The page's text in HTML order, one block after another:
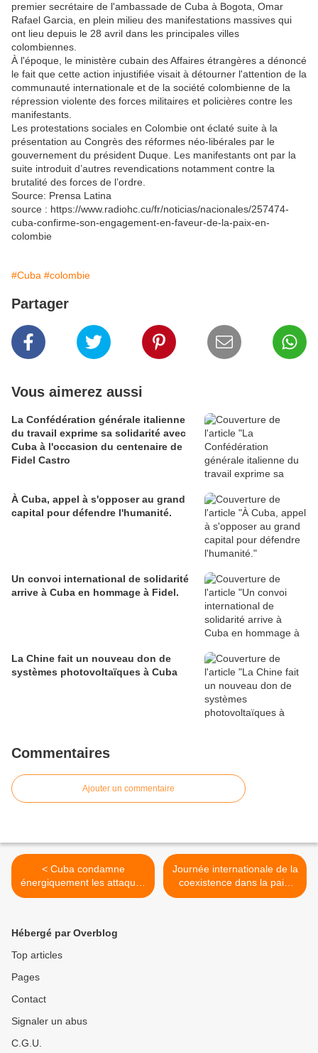
premier secrétaire de l'ambassade de Cuba à Bogota, Omar
Rafael Garcia, en plein milieu des manifestations massives qui
ont lieu depuis le 28 avril dans les principales villes
colombiennes.
À l'époque, le ministère cubain des Affaires étrangères a dénoncé
le fait que cette action injustifiée visait à détourner l'attention de la
communauté internationale et de la société colombienne de la
répression violente des forces militaires et policières contre les
manifestants.
Les protestations sociales en Colombie ont éclaté suite à la
présentation au Congrès des réformes néo-libérales par le
gouvernement du président Duque. Les manifestants ont par la
suite introduit d’autres revendications notamment contre la
brutalité des forces de l’ordre.
Source: Prensa Latina
source : https://www.radiohc.cu/fr/noticias/nacionales/257474-
cuba-confirme-son-engagement-en-faveur-de-la-paix-en-
colombie
#Cuba #colombie
Partager
Vous aimerez aussi
La Confédération générale italienne
du travail exprime sa solidarité avec
Cuba à l'occasion du centenaire de
Fidel Castro
À Cuba, appel à s'opposer au grand
capital pour défendre l'humanité.
Un convoi international de solidarité
arrive à Cuba en hommage à Fidel.
La Chine fait un nouveau don de
systèmes photovoltaïques à Cuba
Commentaires
Ajouter un commentaire
< Cuba condamne
énergiquement les attaques
israéliennes contre la
Journée internationale de la
coexistence dans la paix:
Cuba appelle à un cessez-
Hébergé par Overblog
Top articles
Pages
Contact
Signaler un abus
C.G.U.